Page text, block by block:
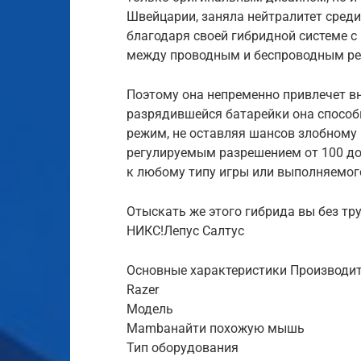
Швейцарии, заняла нейтралитет
благодаря своей гибридной системе
между проводным и беспроводным
Поэтому она непременно привлечет
разрядившейся батарейки она
режим, не оставляя шансов
регулируемым разрешением от 100
к любому типу игры или
Отыскать же этого гибрида вы без
НИКС!Лепус Салтус
Основные характеристики
Razer
Модель
Mambaнайти похожую мышь
Тип оборудования